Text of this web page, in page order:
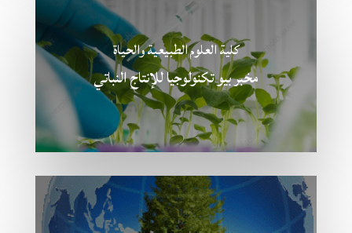
كلية العلوم الطبيعية والحياة
مخبر بيو تكنولوجيا للإنتاج النباتي